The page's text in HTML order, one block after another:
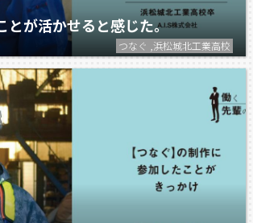
とが活かせると感じた。
つなぐ ,浜松城北工業高校